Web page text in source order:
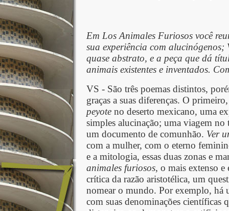
Em Los Animales Furiosos você
sua experiência com
quase abstrato, e a peça que dá
animais existentes e inventados.
VS - São três poemas distintos,
graças a suas diferenças. O
peyoteno deserto mexicano, uma
simples alucinação; uma viagem
um documento de comunhão. Ver
com a mulher, com o eterno
e a mitologia, essas duas zonas e
animales furiosos, o mais extenso e
crítica da razão aristotélica, um
nomear o mundo. Por exemplo, há
com suas denominações científicas